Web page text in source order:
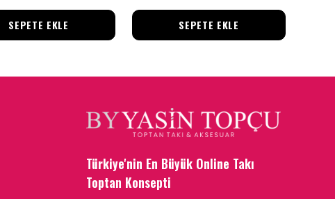
SEPETE EKLE SEPETE EKLE
Türkiye'nin En Büyük Online Takı
Toptan Konsepti